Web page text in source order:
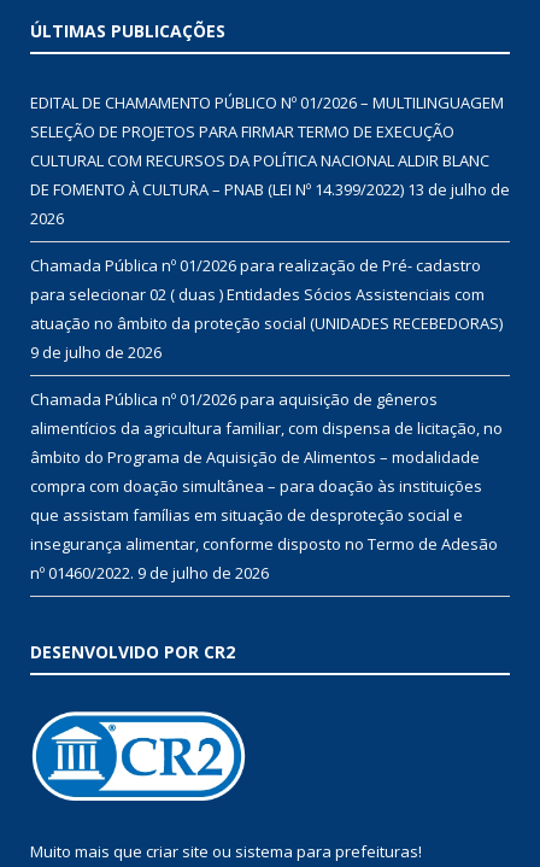
ÚLTIMAS PUBLICAÇÕES
EDITAL DE CHAMAMENTO PÚBLICO Nº 01/2026 – MULTILINGUAGEM
SELEÇÃO DE PROJETOS PARA FIRMAR TERMO DE EXECUÇÃO
CULTURAL COM RECURSOS DA POLÍTICA NACIONAL ALDIR BLANC
DE FOMENTO À CULTURA – PNAB (LEI Nº 14.399/2022) 13 de julho de
2026
Chamada Pública nº 01/2026 para realização de Pré- cadastro
para selecionar 02 ( duas ) Entidades Sócios Assistenciais com
atuação no âmbito da proteção social (UNIDADES RECEBEDORAS)
9 de julho de 2026
Chamada Pública nº 01/2026 para aquisição de gêneros
alimentícios da agricultura familiar, com dispensa de licitação, no
âmbito do Programa de Aquisição de Alimentos – modalidade
compra com doação simultânea – para doação às instituições
que assistam famílias em situação de desproteção social e
insegurança alimentar, conforme disposto no Termo de Adesão
nº 01460/2022. 9 de julho de 2026
DESENVOLVIDO POR CR2
Muito mais que criar site ou sistema para prefeituras!